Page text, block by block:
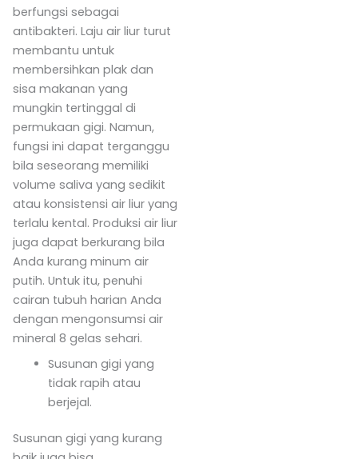
berfungsi sebagai
antibakteri. Laju air liur turut
membantu untuk
membersihkan plak dan
sisa makanan yang
mungkin tertinggal di
permukaan gigi. Namun,
fungsi ini dapat terganggu
bila seseorang memiliki
volume saliva yang sedikit
atau konsistensi air liur yang
terlalu kental. Produksi air liur
juga dapat berkurang bila
Anda kurang minum air
putih. Untuk itu, penuhi
cairan tubuh harian Anda
dengan mengonsumsi air
mineral 8 gelas sehari.
Susunan gigi yang
tidak rapih atau
berjejal.
Susunan gigi yang kurang